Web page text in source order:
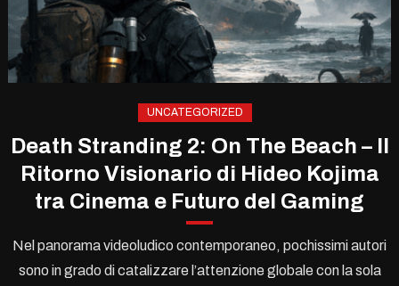
UNCATEGORIZED
Death Stranding 2: On The Beach – Il
Ritorno Visionario di Hideo Kojima
tra Cinema e Futuro del Gaming
Nel panorama videoludico contemporaneo, pochissimi autori
sono in grado di catalizzare l’attenzione globale con la sola